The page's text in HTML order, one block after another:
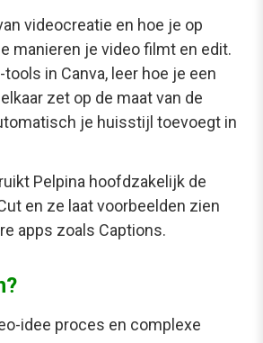
videocreatie en hoe je op
manieren je video filmt en edit.
in Canva, leer hoe je een
zet op de maat van de
je huisstijl toevoegt in
Pelpina hoofdzakelijk de
en ze laat voorbeelden zien
apps zoals Captions.
idee proces en complexe